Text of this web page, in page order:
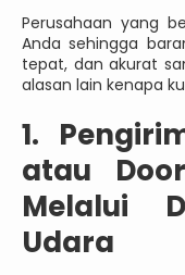
Perusahaan yang
Anda sehingga
tepat, dan akurat
alasan lain kenapa
1.
atau
Melalui
Udara